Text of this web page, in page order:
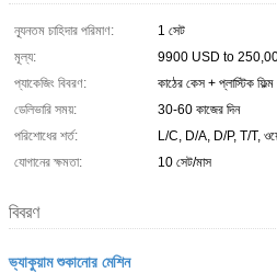
ন্যূনতম চাহিদার পরিমাণ:
1 সেট
মূল্য:
9900 USD to
প্যাকেজিং বিবরণ:
কাঠের কেস + প্লাস্টিক
ডেলিভারি সময়:
30-60 কাজের দিন
পরিশোধের শর্ত:
L/C, D/A, D/P, T/T,
যোগানের ক্ষমতা:
10 সেট/মাস
বিবরণ
ভ্যাকুয়াম শুকানোর মেশিন